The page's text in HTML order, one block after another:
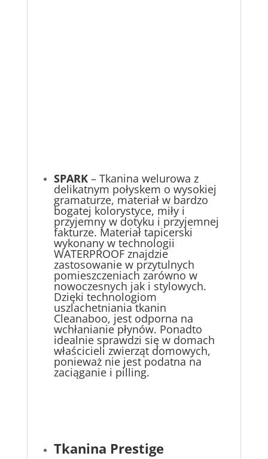
SPARK– Tkanina welurowa z
delikatnym połyskem o wysokiej
gramaturze, materiał w bardzo
bogatej kolorystyce, miły i
przyjemny w dotyku i przyjemnej
fakturze. Materiał tapicerski
wykonany w technologii
WATERPROOF znajdzie
zastosowanie w przytulnych
pomieszczeniach zarówno w
nowoczesnych jak i stylowych.
Dzięki technologiom
uszlachetniania tkanin
Cleanaboo, jest odporna na
wchłanianie płynów. Ponadto
idealnie sprawdzi się w domach
właścicieli zwierząt domowych,
ponieważ nie jest podatna na
zaciąganie i pilling.
Tkanina Prestige